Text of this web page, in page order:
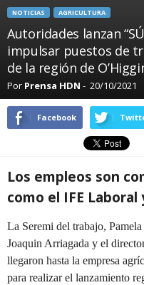
NOTICIAS AGRICULTURA
Autoridades lanzan
impulsar puestos de
de la región de
Por Prensa HDN - 20/10/2021
Facebook
Los empleos son
como el IFE Laboral
La Seremi del trabajo,
Joaquin Arriagada y el
llegaron hasta la empresa
para realizar el lanzamiento